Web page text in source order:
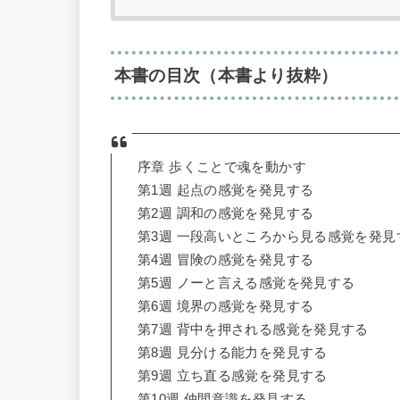
本書の目次（本書より抜粋）
序章 歩くことで魂を動かす
第1週 起点の感覚を発見する
第2週 調和の感覚を発見する
第3週 一段高いところから見る感覚を発見
第4週 冒険の感覚を発見する
第5週 ノーと言える感覚を発見する
第6週 境界の感覚を発見する
第7週 背中を押される感覚を発見する
第8週 見分ける能力を発見する
第9週 立ち直る感覚を発見する